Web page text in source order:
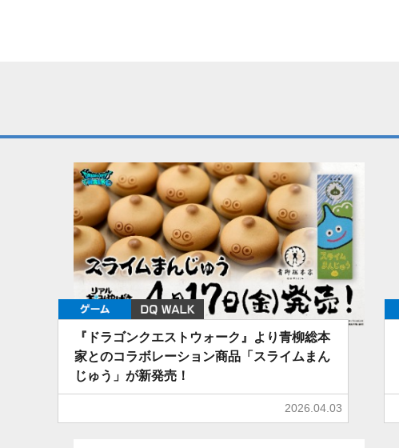
ゲーム DQ WALK
『ドラゴンクエストウォーク』より青柳総本
家とのコラボレーション商品「スライムまん
じゅう」が新発売！
2026.04.03